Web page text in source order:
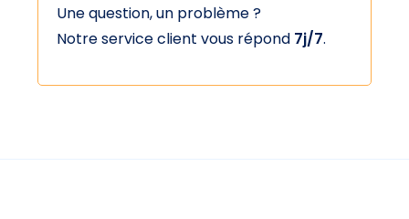
Une question, un problème ?
Notre service client vous répond 7j/7.